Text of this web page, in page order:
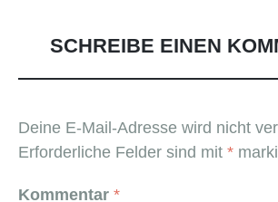
SCHREIBE EINEN
Deine E-Mail-Adresse wird nicht
Erforderliche Felder sind mit *
Kommentar *